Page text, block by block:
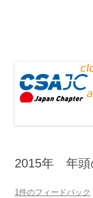
2015年 年頭
1件のフィードバック